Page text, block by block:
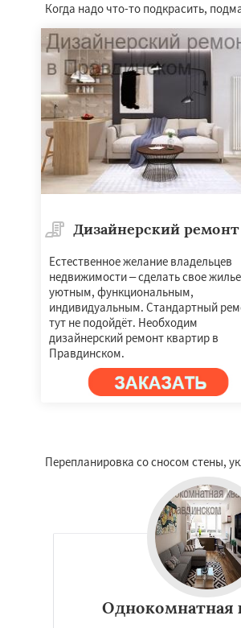
Когда надо что-то подкрасить,
Дизайнерский ремонт
Естественное желание владельцев
недвижимости – сделать свое жилье
уютным, функциональным,
индивидуальным. Стандартный
тут не подойдёт. Необходим
дизайнерский ремонт квартир в
Правдинском.
Перепланировка со сносом стены,
Однокомнатная